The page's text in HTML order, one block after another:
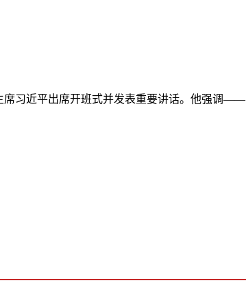
习近平出席开班式并发表重要讲话。他强调——